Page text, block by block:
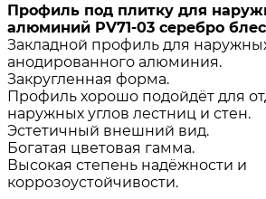
Профиль под плитку для
алюминий PV71-03 серебро
Закладной профиль для
анодированного алюминия.
Закругленная форма.
Профиль хорошо подойдёт для
наружных углов лестниц и стен.
Эстетичный внешний вид.
Богатая цветовая гамма.
Высокая степень надёжности и
коррозоустойчивости.